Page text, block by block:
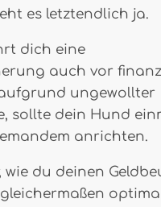
es letztendlich ja.
dich eine
auch vor
ungewollter
sollte dein Hund
anrichten.
wie du deinen